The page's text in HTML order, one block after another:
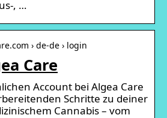
, …
› de-de › login
Care
Account bei Algea Care
Schritte zu deiner
Cannabis – vom